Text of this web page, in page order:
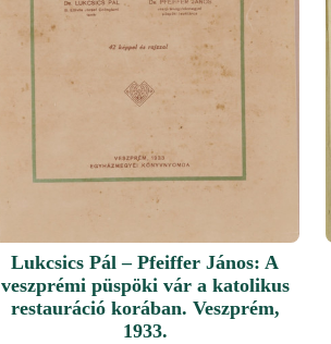
Lukcsics Pál – Pfeiffer János: A
veszprémi püspöki vár a katolikus
restauráció korában. Veszprém,
1933.